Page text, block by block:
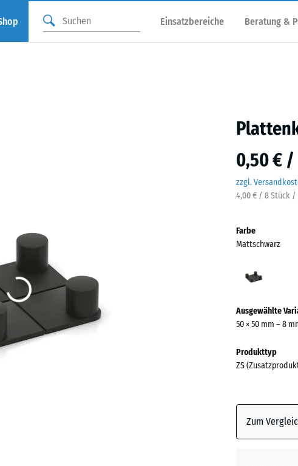
Einsatzbereiche Beratung &
0,50 €
zzgl.
4,00 € / 8 Stück /
Farbe
Mattschwarz
Ausgewählte
50 × 50 mm – 8
Produkttyp
ZS
Zum